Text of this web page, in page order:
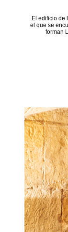
El edificio de
el que se
forman